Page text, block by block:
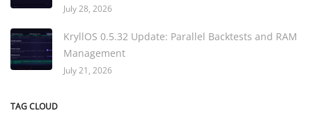
July 28, 2026
KryllOS 0.5.32 Update: Parallel Backtests and RAM
Management
July 21, 2026
TAG CLOUD